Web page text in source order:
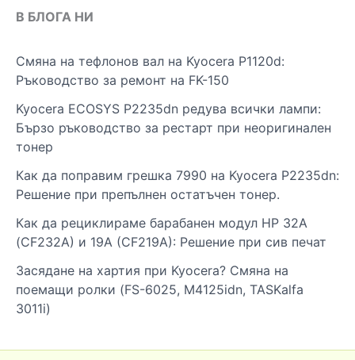
В БЛОГА НИ
Смяна на тефлонов вал на Kyocera P1120d:
Ръководство за ремонт на FK-150
Kyocera ECOSYS P2235dn редува всички лампи:
Бързо ръководство за рестарт при неоригинален
тонер
Как да поправим грешка 7990 на Kyocera P2235dn:
Решение при препълнен остатъчен тонер.
Как да рециклираме барабанен модул HP 32A
(CF232A) и 19A (CF219A): Решение при сив печат
Засядане на хартия при Kyocera? Смяна на
поемащи ролки (FS-6025, M4125idn, TASKalfa
3011i)